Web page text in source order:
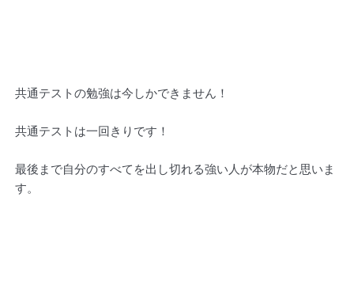
共通テストの勉強は今しかできません！
共通テストは一回きりです！
最後まで自分のすべてを出し切れる強い人が本物だと思いま
す。